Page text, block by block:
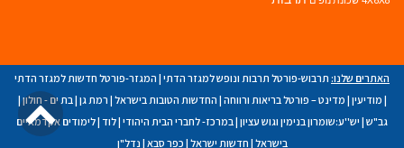
האתרים שלנו: תרבוש-פורטל תרבות ונופש למגזר הדתי | המגזר-פורטל חדשות למגזר הדתי
| מודיעין | מדינט – פורטל בריאות ורווחה | החדשות הטובות בישראל | רמת גן | בת ים - חולון|
גב"ש | יש''ע:שומרון בנימין וגוש עציון | במרכז- לחברי הבית היהודי |לוד |לימודים אקדמאיים
בישראל | חדשות ישראל | כפר סבא | נדל"ן